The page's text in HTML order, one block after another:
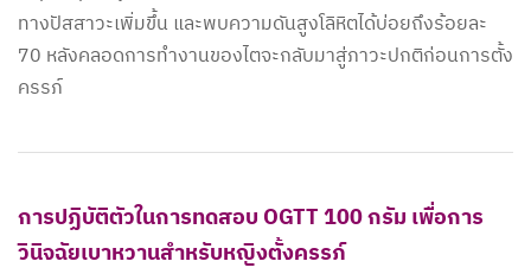
ทางปัสสาวะเพิ่มขึ้น และพบความดันสูงโลิหิตได้บ่อยถึงร้อยละ
70 หลังคลอดการทำงานของไตจะกลับมาสู่ภาวะปกติก่อนการตั้ง
ครรภ์
การปฏิบัติตัวในการทดสอบ OGTT 100 กรัม เพื่อการ
วินิจฉัยเบาหวานสำหรับหญิงตั้งครรภ์